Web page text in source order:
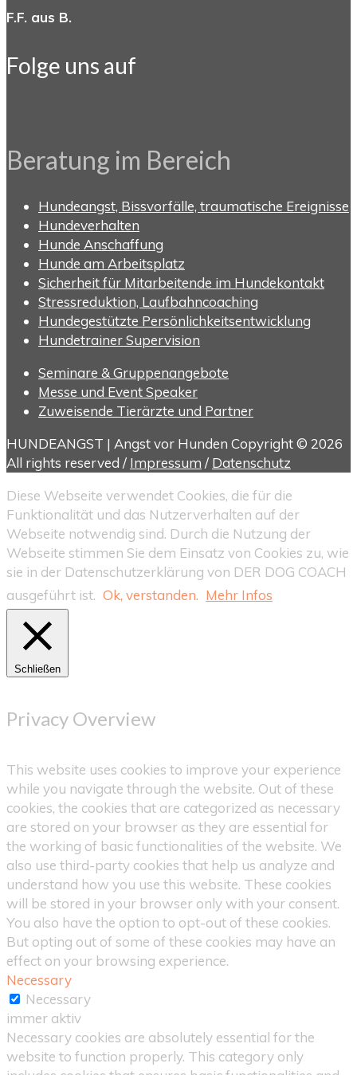
F.F. aus B.
Folge uns auf
Beratung im Bereich
Hundeangst, Bissvorfälle, traumatische Ereignisse
Hundeverhalten
Hunde Anschaffung
Hunde am Arbeitsplatz
Sicherheit für Mitarbeitende im Hundekontakt
Stressreduktion, Laufbahncoaching
Hundegestützte Persönlichkeitsentwicklung
Hundetrainer Supervision
Seminare & Gruppenangebote
Messe und Event Speaker
Zuweisende Tierärzte und Partner
HUNDEANGST | Angst vor Hunden Copyright © 2026
All rights reserved / Impressum / Datenschutz
Diese Webseite verwendet Cookies, die für die
Funktionalität und das Nutzerverhalten auf der
Webseite notwendig sind. Durch die Nutzung der
Webseite stimmen Sie dem Einsatz von Cookies zu, wie
sie in der Datenschutzerklärung von DER DOG COACH
ausgeführt ist. Ok, verstanden. Mehr Infos
Schließen
Privacy Overview
This website uses cookies to improve your experience
while you navigate through the website. Out of these
cookies, the cookies that are categorized as necessary
are stored on your browser as they are essential for
the working of basic functionalities of the website. We
also use third-party cookies that help us analyze and
understand how you use this website. These cookies
will be stored in your browser only with your consent.
You also have the option to opt-out of these cookies.
But opting out of some of these cookies may have an
effect on your browsing experience.
Necessary
Necessary
immer aktiv
Necessary cookies are absolutely essential for the
website to function properly. This category only